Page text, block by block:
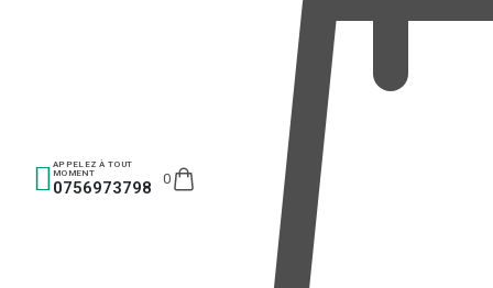
0756973798
APPELEZ À TOUT
MOMENT
0